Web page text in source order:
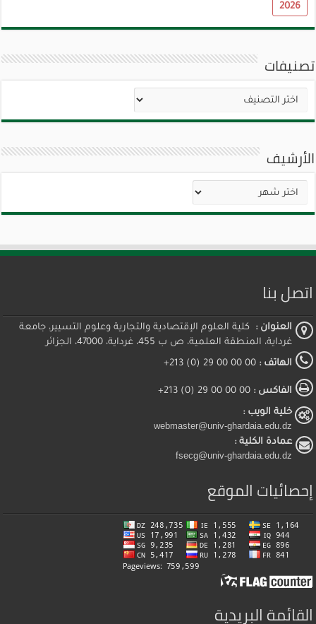
2026
تصنيفات
تصنيفات
الأرشيف
الأرشيف
اتصل بنا
العنوان : كلية العلوم الإقتصادية والتجارية وعلوم التسيير، جامعة
غرداية، المنطقة العلمية، ص ب 455، غرداية، 47000، الجزائر
الهاتف : 00 00 00 29 (0) 213+
الفاكس : 00 00 00 29 (0) 213+
خلية الويب :
webmaster@univ-ghardaia.edu.dz
عمادة الكلية :
fsecg@univ-ghardaia.edu.dz
إحصائيات الموقع
القائمة البريدية